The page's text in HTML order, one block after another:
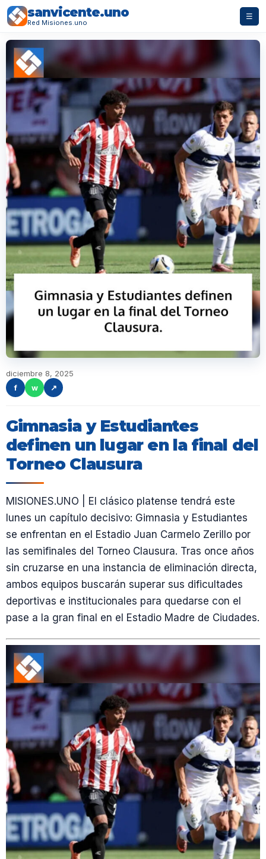
sanvicente.uno
Red Misiones.uno
☰
diciembre 8, 2025
f
w ↗
Gimnasia y Estudiantes
definen un lugar en la final del
Torneo Clausura
MISIONES.UNO | El clásico platense tendrá este
lunes un capítulo decisivo: Gimnasia y Estudiantes
se enfrentan en el Estadio Juan Carmelo Zerillo por
las semifinales del Torneo Clausura. Tras once años
sin cruzarse en una instancia de eliminación directa,
ambos equipos buscarán superar sus dificultades
deportivas e institucionales para quedarse con el
pase a la gran final en el Estadio Madre de Ciudades.